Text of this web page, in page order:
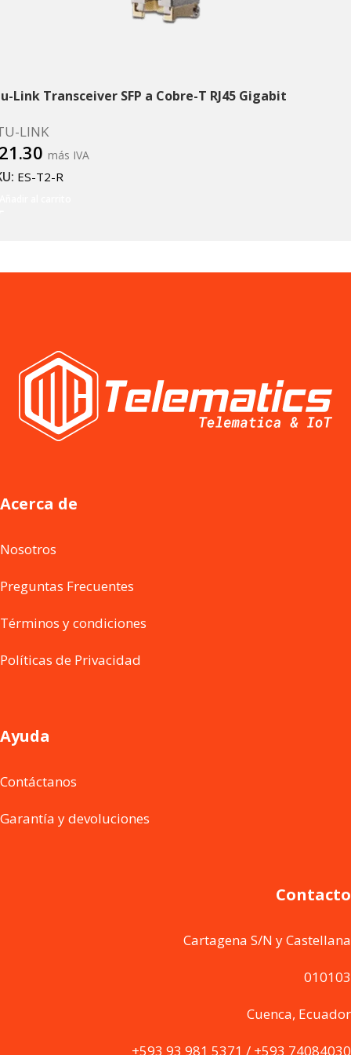
Link Transceiver SFP a Cobre-T RJ45 Gigabit
LINK
más IVA
ES-T2-R
Acerca de
Nosotros
Preguntas Frecuentes
Términos y condiciones
Políticas de Privacidad
Ayuda
Contáctanos
Garantía y devoluciones
Contacto
Cartagena S/N y Castellana
010103
Cuenca, Ecuador
+593 93 981 5371 / +593 74084030